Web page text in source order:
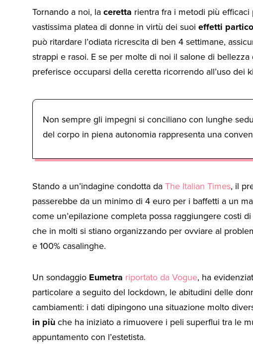
Tornando a noi, laceretta rientra fra i metodi più
vastissima platea di donne in virtù dei suoi effetti
può ritardare l’odiata ricrescita di ben 4 settimane,
strappi e rasoi. E se per molte di noi il salone di bellezza
preferisce occuparsi della ceretta ricorrendo all’uso dei
Non sempre gli impegni si conciliano con lunghe
del corpo in piena autonomia rappresenta una
Stando a un’indagine condotta daThe Italian Times, il
passerebbe da un minimo di 4 euro per i baffetti a un
come un’epilazione completa possa raggiungere costi
che in molti si stiano organizzando per ovviare al
e 100% casalinghe.
Un sondaggio Eumetra riportato da Vogue, ha
particolare a seguito del lockdown, le abitudini delle
cambiamenti: i dati dipingono una situazione molto
in piùche ha iniziato a rimuovere i peli superflui tra le
appuntamento con l’estetista.